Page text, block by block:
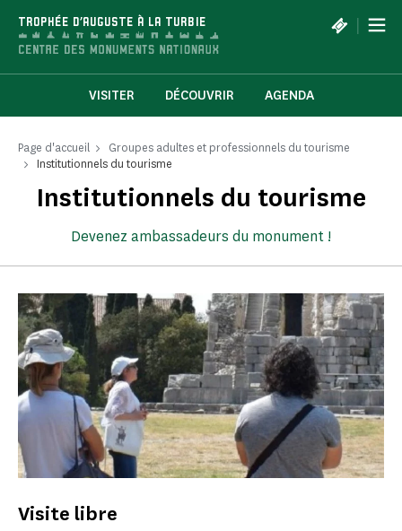
TROPHÉE D'AUGUSTE À LA TURBIE |
VISITER DÉCOUVRIR AGENDA
Page d'accueil
Groupes adultes et professionnels du tourisme
Institutionnels du tourisme
Institutionnels du tourisme
Devenez ambassadeurs du monument !
Visite libre